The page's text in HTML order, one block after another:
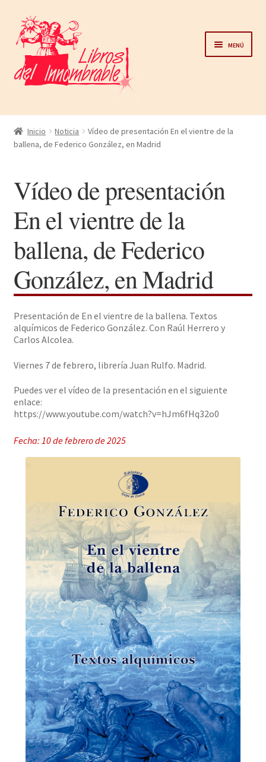
navegación
al
contenido
Menú
Home
Catálogo
Noticias
Autores
Sobre nosotros
Solicitar Pedido
Contacto
Inicio Noticia
Vídeo de presentación En el vientre de la
ballena, de Federico González, en Madrid
Vídeo de presentación
En el vientre de la
ballena, de Federico
González, en Madrid
Presentación de En el vientre de la ballena. Textos
alquímicos de Federico González. Con Raúl Herrero y
Carlos Alcolea.
Viernes 7 de febrero, librería Juan Rulfo. Madrid.
Puedes ver el vídeo de la presentación en el siguiente
enlace:
https://www.youtube.com/watch?v=hJm6fHq32o0
Fecha: 10 de febrero de 2025